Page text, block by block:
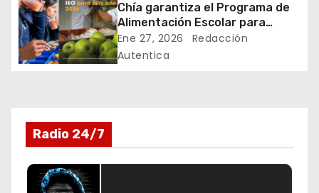
n
t
a
d
a
Chía garantiza el Programa de
Alimentación Escolar para
estudiantes de instituciones
oficiales
Ene 27, 2026
Redacción
Autentica
Radio 24/7